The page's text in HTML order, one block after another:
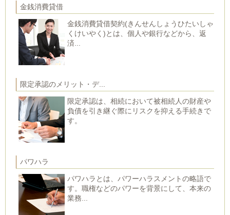
金銭消費貸借
金銭消費貸借契約(きんせんしょうひたいしゃ
くけいやく)とは、個人や銀行などから、返
済...
限定承認のメリット・デ...
限定承認は、相続において被相続人の財産や
負債を引き継ぐ際にリスクを抑える手続きで
す。
パワハラ
パワハラとは、パワーハラスメントの略語で
す。職権などのパワーを背景にして、本来の
業務...